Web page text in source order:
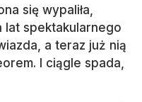
się wypaliła,
lat spektakularnego
a teraz już nią
I ciągle spada,